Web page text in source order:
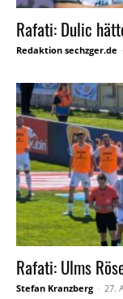
Rafati: Dulic
Redaktion sechzger.de -
Rafati: Ulms
Stefan Kranzberg - 27.